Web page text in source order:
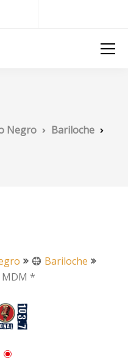
Negro Bariloche
Bariloche
MDM *